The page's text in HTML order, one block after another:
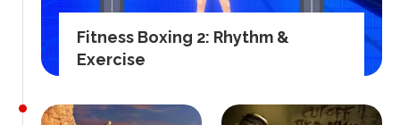
Fitness Boxing 2: Rhythm &
Exercise